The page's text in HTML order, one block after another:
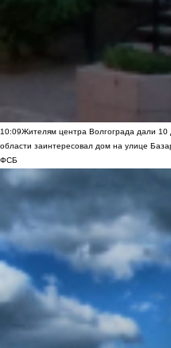
10:09Жителям центра Волгограда дали
области заинтересовал дом на улице
ФСБ